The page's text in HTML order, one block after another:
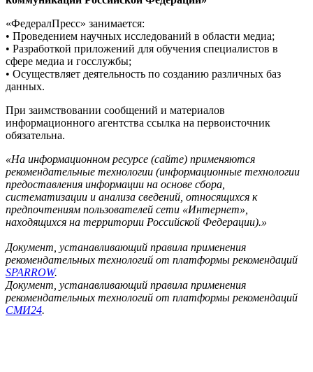
«ФедералПресс» занимается:
• Проведением научных исследований в области медиа;
• Разработкой приложений для обучения специалистов в
сфере медиа и госслужбы;
• Осуществляет деятельность по созданию различных баз
данных.
При заимствовании сообщений и материалов
информационного агентства ссылка на первоисточник
обязательна.
«На информационном ресурсе (сайте) применяются
рекомендательные технологии (информационные технологии
предоставления информации на основе сбора,
систематизации и анализа сведений, относящихся к
предпочтениям пользователей сети «Интернет»,
находящихся на территории Российской Федерации).»
Документ, устанавливающий правила применения
рекомендательных технологий от платформы рекомендаций
SPARROW.
Документ, устанавливающий правила применения
рекомендательных технологий от платформы рекомендаций
СМИ24.